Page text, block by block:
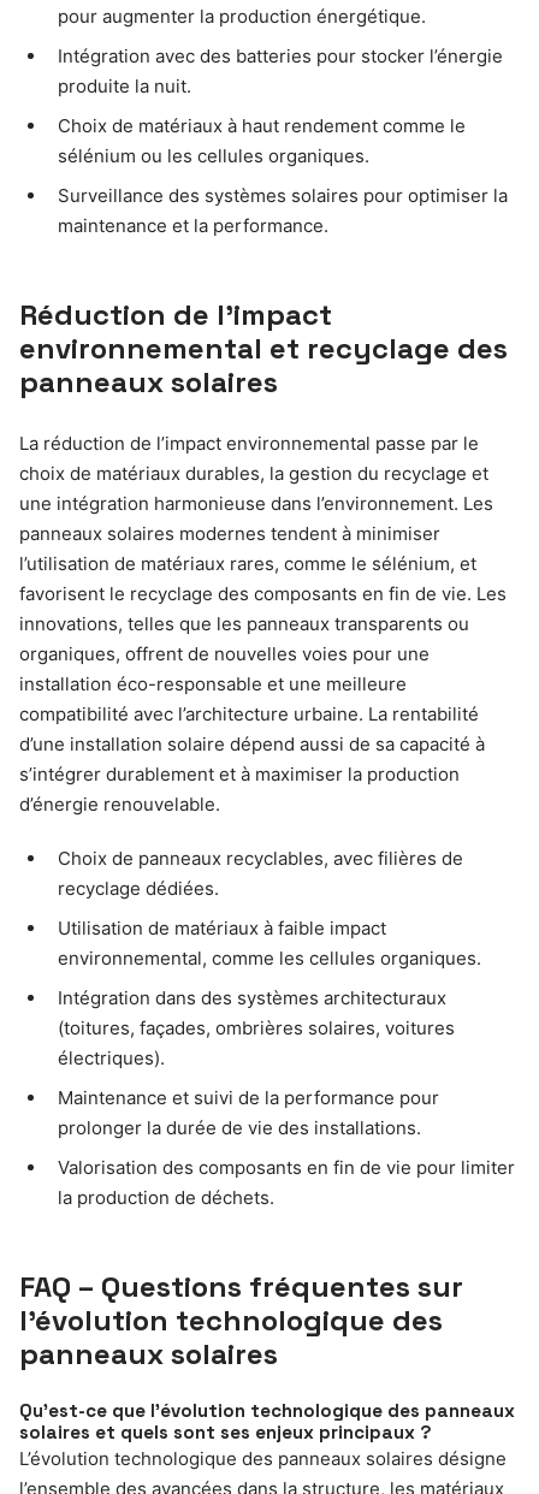
pour augmenter la production énergétique.
Intégration avec des batteries pour stocker l’énergie
produite la nuit.
Choix de matériaux à haut rendement comme le
sélénium ou les cellules organiques.
Surveillance des systèmes solaires pour optimiser la
maintenance et la performance.
Réduction de l’impact
environnemental et recyclage des
panneaux solaires
La réduction de l’impact environnemental passe par le
choix de matériaux durables, la gestion du recyclage et
une intégration harmonieuse dans l’environnement. Les
panneaux solaires modernes tendent à minimiser
l’utilisation de matériaux rares, comme le sélénium, et
favorisent le recyclage des composants en fin de vie. Les
innovations, telles que les panneaux transparents ou
organiques, offrent de nouvelles voies pour une
installation éco-responsable et une meilleure
compatibilité avec l’architecture urbaine. La rentabilité
d’une installation solaire dépend aussi de sa capacité à
s’intégrer durablement et à maximiser la production
d’énergie renouvelable.
Choix de panneaux recyclables, avec filières de
recyclage dédiées.
Utilisation de matériaux à faible impact
environnemental, comme les cellules organiques.
Intégration dans des systèmes architecturaux
(toitures, façades, ombrières solaires, voitures
électriques).
Maintenance et suivi de la performance pour
prolonger la durée de vie des installations.
Valorisation des composants en fin de vie pour limiter
la production de déchets.
FAQ – Questions fréquentes sur
l’évolution technologique des
panneaux solaires
Qu’est-ce que l’évolution technologique des panneaux
solaires et quels sont ses enjeux principaux ?
L’évolution technologique des panneaux solaires désigne
l’ensemble des avancées dans la structure, les matériaux